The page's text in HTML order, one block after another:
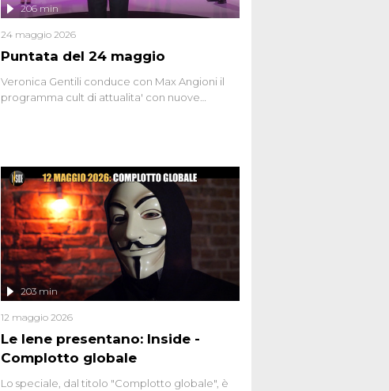
Puntata del 24 maggio
206 min
24 maggio 2026
Veronica Gentili conduce con Max Angioni il
programma cult di attualita' con nuove
Le Iene presentano: Inside -
Complotto globale
203 min
12 maggio 2026
Lo speciale, dal titolo "Complotto globale", è